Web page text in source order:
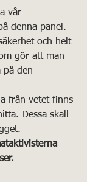
vår
denna panel.
och helt
gör att man
på den
från vetet finns
Dessa skall